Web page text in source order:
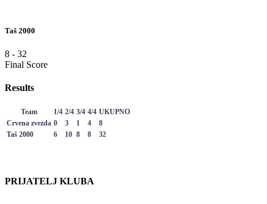
Taš 2000
8 - 32
Final Score
Results
Team 1/4 2/4 3/4 4/4 UKUPNO
Crvena zvezda 0 3 1 4
8
Taš 2000
6 10 8 8 32
PRIJATELJ KLUBA